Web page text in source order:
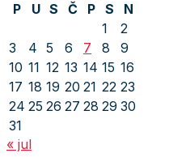
P
U S Č P S
N
1
2
3
4 5 6 7 8
9
10 11 12 13 14 15 16
17 18 19 20 21 22 23
24 25 26 27 28 29 30
31
« jul